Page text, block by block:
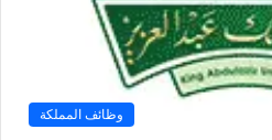
وظائف المملكة